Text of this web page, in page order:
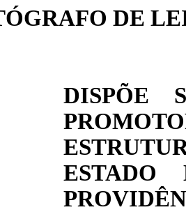
DE
DISPÕE